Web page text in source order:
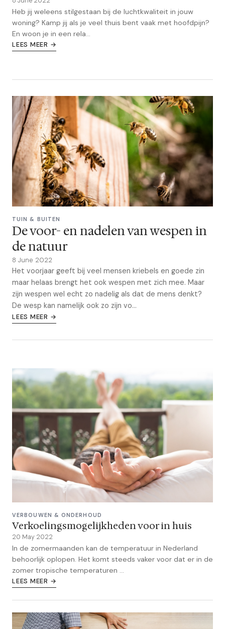
Heb jij weleens stilgestaan bij de luchtkwaliteit in jouw
woning? Kamp jij als je veel thuis bent vaak met hoofdpijn?
En woon je in een rela...
LEES MEER →
TUIN & BUITEN
De voor- en nadelen van wespen in
de natuur
8 June 2022
Het voorjaar geeft bij veel mensen kriebels en goede zin
maar helaas brengt het ook wespen met zich mee. Maar
zijn wespen wel echt zo nadelig als dat de mens denkt?
De wesp kan namelijk ook zo zijn vo...
LEES MEER →
VERBOUWEN & ONDERHOUD
Verkoelingsmogelijkheden voor in huis
20 May 2022
In de zomermaanden kan de temperatuur in Nederland
behoorlijk oplopen. Het komt steeds vaker voor dat er in de
zomer tropische temperaturen ...
LEES MEER →